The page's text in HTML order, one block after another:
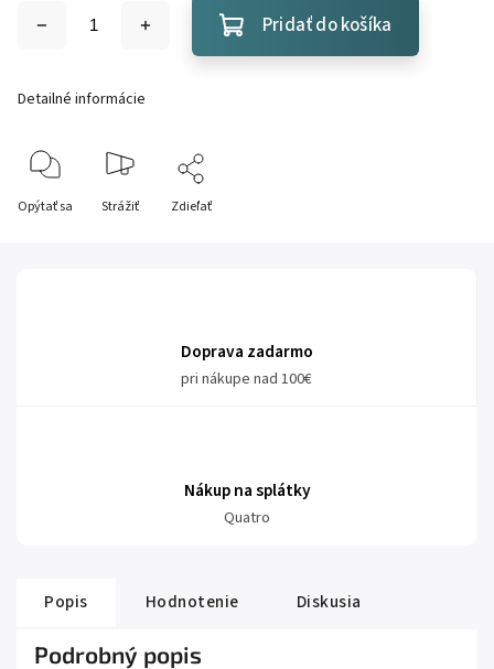
Pridať do košíka
Detailné informácie
Opýtať sa Strážiť Zdieľať
Doprava zadarmo
pri nákupe nad 100€
Nákup na splátky
Quatro
Popis Hodnotenie Diskusia
Podrobný popis